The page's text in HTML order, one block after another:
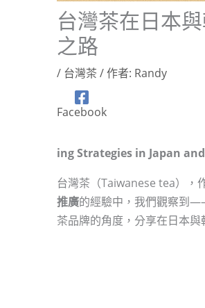
台灣茶在日本
之路
/ 台灣茶 / 作者: Randy
Facebook
ing Strategies in Japan
台灣茶（Taiwanese tea），
推廣的經驗中，我們觀察到
茶品牌的角度，分享在日本